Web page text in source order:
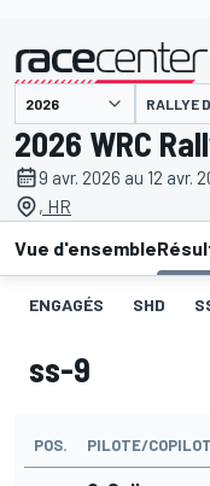
présenté par RALLYE
2026 WRC
9 avr. 2026 au 12 avr.
, HR
Vue d'ensemble
ENGAGÉS SHD
ss-9
POS. PILOTE/